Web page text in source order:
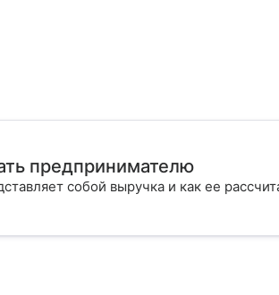
предпринимателю
собой выручка и как ее